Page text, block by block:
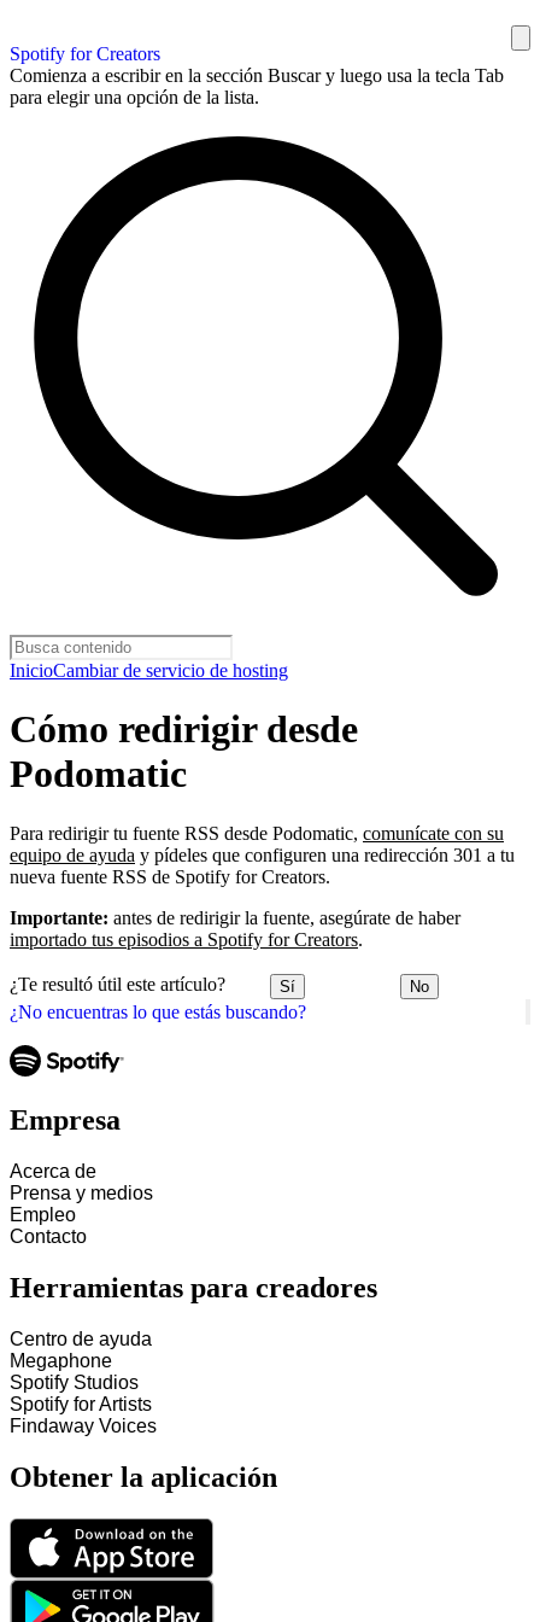
Spotify for Creators
Comienza a escribir en la sección Buscar y luego usa la tecla Tab
para elegir una opción de la lista.
InicioCambiar de servicio de hosting
¿No encuentras lo que estás buscando?
Cómo redirigir desde
Podomatic
Para redirigir tu fuente RSS desde Podomatic, comunícate con su
equipo de ayuda y pídeles que configuren una redirección 301 a tu
nueva fuente RSS de Spotify for Creators.
Importante: antes de redirigir la fuente, asegúrate de haber
importado tus episodios a Spotify for Creators.
¿Te resultó útil este artículo? Sí No
Empresa
Acerca de
Prensa y medios
Empleo
Contacto
Herramientas para creadores
Centro de ayuda
Megaphone
Spotify Studios
Spotify for Artists
Findaway Voices
Obtener la aplicación